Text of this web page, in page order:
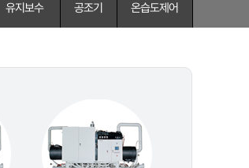
유지보수 공조기 온습도제어